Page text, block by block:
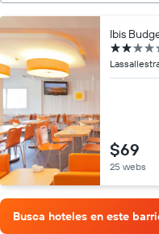
Ibis
2 estrellas
$69
25 webs
Busca hoteles en este